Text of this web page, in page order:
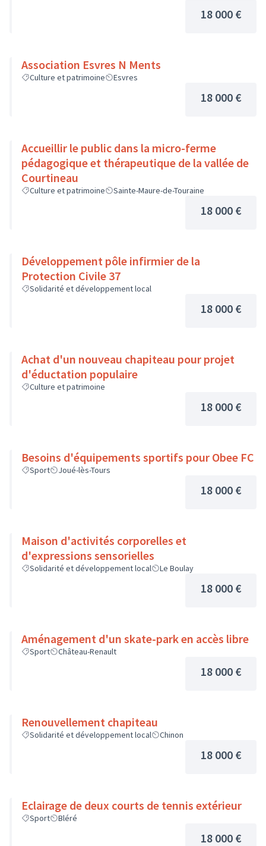
18 000 €
Association Esvres N Ments
Culture et patrimoine Esvres
18 000 €
Accueillir le public dans la micro-ferme
pédagogique et thérapeutique de la vallée de
Courtineau
Culture et patrimoine Sainte-Maure-de-Touraine
18 000 €
Développement pôle infirmier de la
Protection Civile 37
Solidarité et développement local
18 000 €
Achat d'un nouveau chapiteau pour projet
d'éductation populaire
Culture et patrimoine
18 000 €
Besoins d'équipements sportifs pour Obee FC
Sport Joué-lès-Tours
18 000 €
Maison d'activités corporelles et
d'expressions sensorielles
Solidarité et développement local Le Boulay
18 000 €
Aménagement d'un skate-park en accès libre
Sport Château-Renault
18 000 €
Renouvellement chapiteau
Solidarité et développement local Chinon
18 000 €
Eclairage de deux courts de tennis extérieur
Sport Bléré
18 000 €